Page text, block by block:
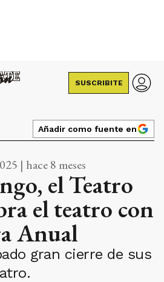
SUSCRIBITE
Añadir como fuente en
| hace 8 meses
el Teatro
el teatro con
Anual
gran cierre de sus